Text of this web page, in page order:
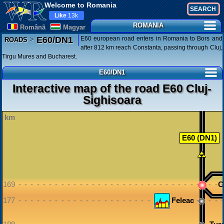
Welcome to Romania
Românã Magyar
Like 13k
ROMANIA
ROADS>E60/DN1
E60 european road enters in Romania to Bors and
after 812 km reach Constanta, passing through Cluj,
Tirgu Mures and Bucharest.
E60/DN1
Interactive map of the road E60 Cluj-
Sighisoara
E60 (DN1)
km
169 - - - - - - - - - - - - - - - - - - - - - - - - - - - - - - - - -
177 - - - - - - - - - - - - - - - - - - - - - - - - - - - - - - - - -
Feleac